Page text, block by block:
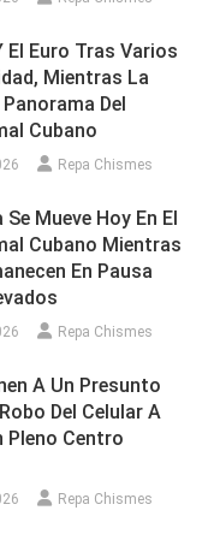
El Euro Tras Varios
Mientras La
Del
Cubano
Repa Chismes
Mueve Hoy En El
Cubano Mientras
En Pausa
Repa Chismes
A Un Presunto
Del Celular A
Pleno Centro
Repa Chismes